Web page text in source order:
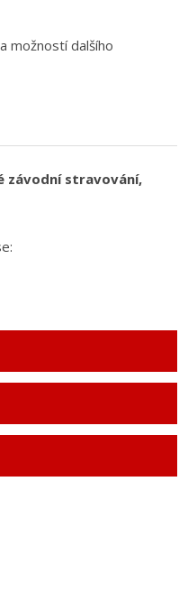
možností dalšího
závodní stravování,